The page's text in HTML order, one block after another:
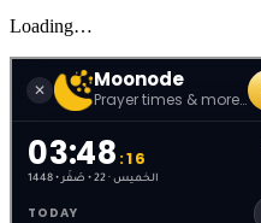
Loading…